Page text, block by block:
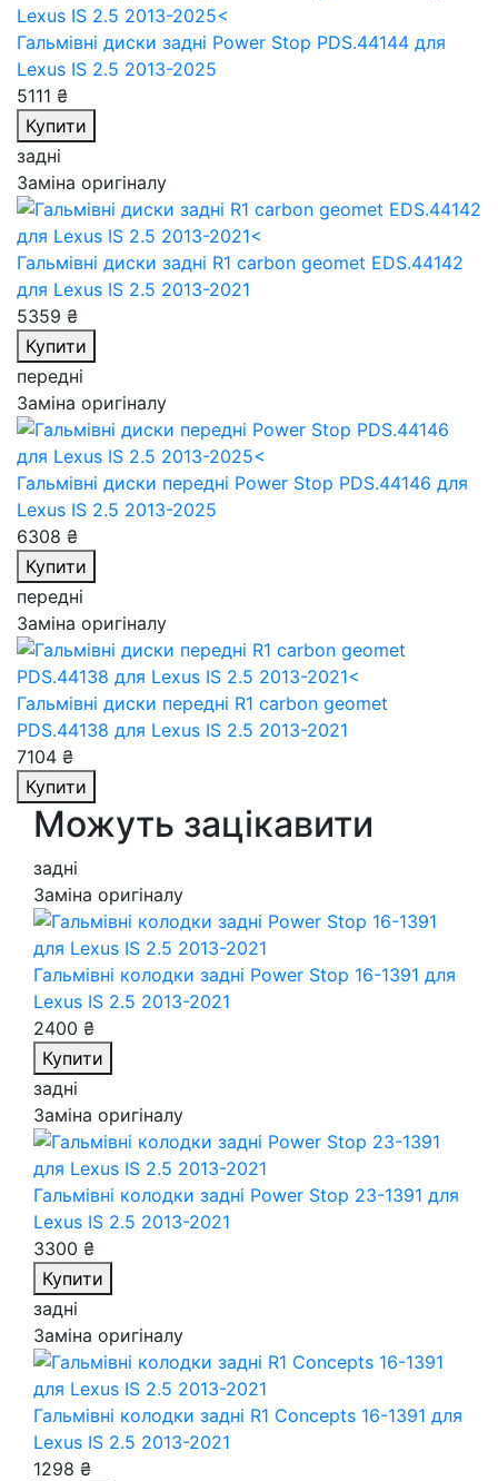
Гальмівні диски задні Power Stop PDS.44144 для
Lexus IS 2.5 2013-2025
5111 ₴
Купити
задні
Заміна оригіналу
Гальмівні диски задні R1 carbon geomet EDS.44142
для Lexus IS 2.5 2013-2021
5359 ₴
Купити
передні
Заміна оригіналу
Гальмівні диски передні Power Stop PDS.44146 для
Lexus IS 2.5 2013-2025
6308 ₴
Купити
передні
Заміна оригіналу
Гальмівні диски передні R1 carbon geomet
PDS.44138 для Lexus IS 2.5 2013-2021
7104 ₴
Купити
Можуть зацікавити
задні
Заміна оригіналу
Гальмівні колодки задні Power Stop 16-1391 для
Lexus IS 2.5 2013-2021
2400 ₴
Купити
задні
Заміна оригіналу
Гальмівні колодки задні Power Stop 23-1391 для
Lexus IS 2.5 2013-2021
3300 ₴
Купити
задні
Заміна оригіналу
Гальмівні колодки задні R1 Concepts 16-1391 для
Lexus IS 2.5 2013-2021
1298 ₴